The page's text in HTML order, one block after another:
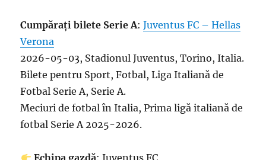
Cumpărați bilete Serie A:Juventus FC – Hellas
Verona
2026-05-03, Stadionul Juventus, Torino, Italia.
Bilete pentru Sport, Fotbal, Liga Italiană de
Fotbal Serie A, Serie A.
Meciuri de fotbal în Italia, Prima ligă italiană de
fotbal Serie A 2025-2026.
Echipa gazdă: Juventus FC